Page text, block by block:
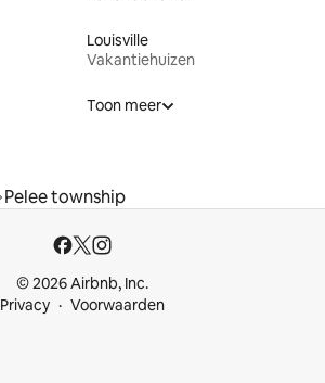
Louisville
Vakantiehuizen
Toon meer
Pelee township
© 2026 Airbnb, Inc.
Privacy
Voorwaarden